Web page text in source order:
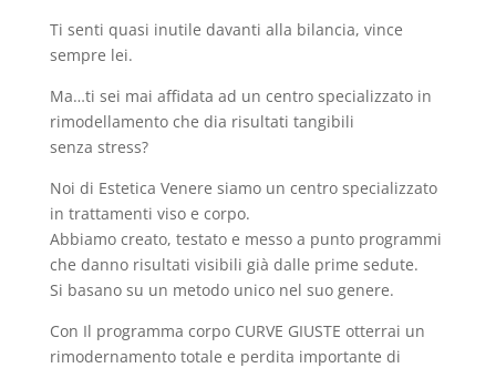
Ti senti quasi inutile davanti alla bilancia, vince
sempre lei.
Ma…ti sei mai affidata ad un centro specializzato in
rimodellamento che dia risultati tangibili
senza stress?
Noi di Estetica Venere siamo un centro specializzato
in trattamenti viso e corpo.
Abbiamo creato, testato e messo a punto programmi
che danno risultati visibili già dalle prime sedute.
Si basano su un metodo unico nel suo genere.
Con Il programma corpo CURVE GIUSTE otterrai un
rimodernamento totale e perdita importante di